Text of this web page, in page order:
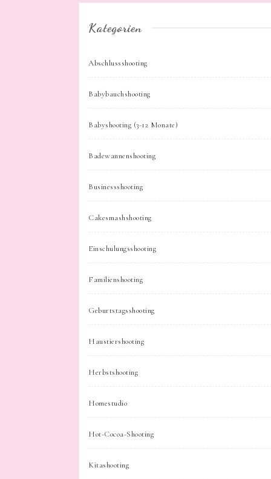
Kategorien
Abschlussshooting
Babybauchshooting
Babyshooting (3-12 Monate)
Badewannenshooting
Businessshooting
Cakesmashshooting
Einschulungsshooting
Familienshooting
Geburtstagsshooting
Haustiershooting
Herbstshooting
Homestudio
Hot-Cocoa-Shooting
Kitashooting